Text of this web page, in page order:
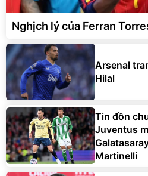
Nghịch lý của Ferran
Arsenal
Hilal
Tin đồn
Juventus
Martinelli